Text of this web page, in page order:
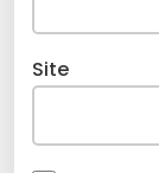
Site